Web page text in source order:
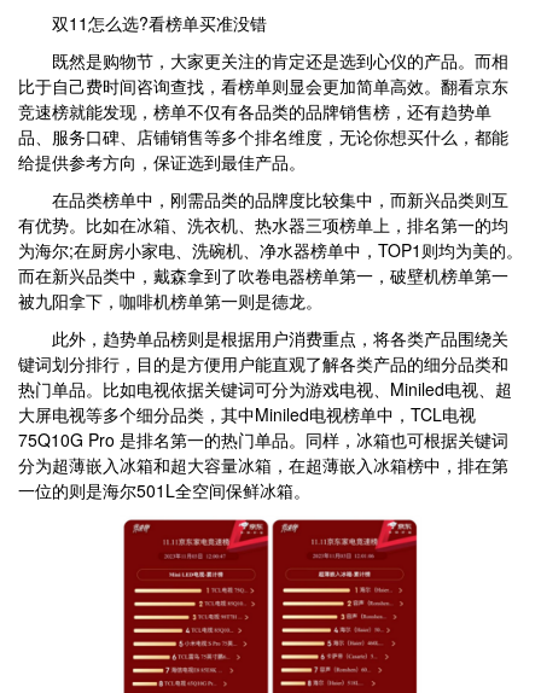
双11怎么选?看榜单买准没错
既然是购物节，大家更关注的肯定还是选到心仪的产品。而相
比于自己费时间咨询查找，看榜单则显会更加简单高效。翻看京东
竞速榜就能发现，榜单不仅有各品类的品牌销售榜，还有趋势单
品、服务口碑、店铺销售等多个排名维度，无论你想买什么，都能
给提供参考方向，保证选到最佳产品。
在品类榜单中，刚需品类的品牌度比较集中，而新兴品类则互
有优势。比如在冰箱、洗衣机、热水器三项榜单上，排名第一的均
为海尔;在厨房小家电、洗碗机、净水器榜单中，TOP1则均为美的。
而在新兴品类中，戴森拿到了吹卷电器榜单第一，破壁机榜单第一
被九阳拿下，咖啡机榜单第一则是德龙。
此外，趋势单品榜则是根据用户消费重点，将各类产品围绕关
键词划分排行，目的是方便用户能直观了解各类产品的细分品类和
热门单品。比如电视依据关键词可分为游戏电视、Miniled电视、超
大屏电视等多个细分品类，其中Miniled电视榜单中，TCL电视
75Q10G Pro 是排名第一的热门单品。同样，冰箱也可根据关键词
分为超薄嵌入冰箱和超大容量冰箱，在超薄嵌入冰箱榜中，排在第
一位的则是海尔501L全空间保鲜冰箱。